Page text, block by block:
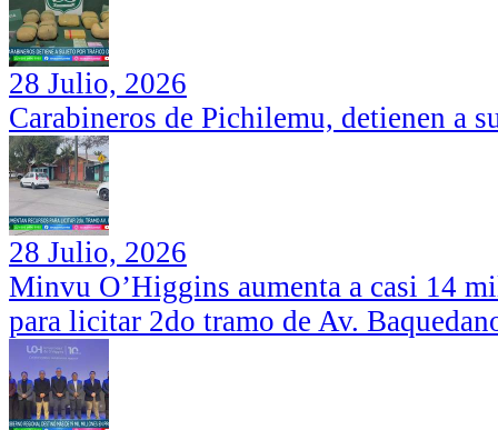
28 Julio, 2026
Carabineros de Pichilemu, detienen a
28 Julio, 2026
Minvu O’Higgins aumenta a casi 14
para licitar 2do tramo de Av.